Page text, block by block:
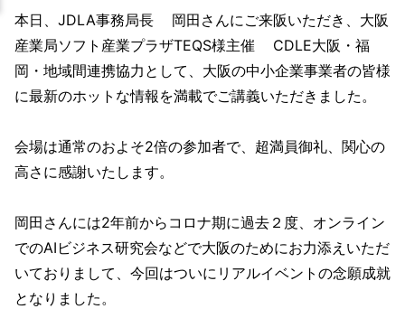
本日、JDLA事務局長 岡田さんにご来阪いただき、大阪
産業局ソフト産業プラザTEQS様主催 CDLE大阪・福
岡・地域間連携協力として、大阪の中小企業事業者の皆様
に最新のホットな情報を満載でご講義いただきました。
会場は通常のおよそ2倍の参加者で、超満員御礼、関心の
高さに感謝いたします。
岡田さんには2年前からコロナ期に過去２度、オンライン
でのAIビジネス研究会などで大阪のためにお力添えいただ
いておりまして、今回はついにリアルイベントの念願成就
となりました。